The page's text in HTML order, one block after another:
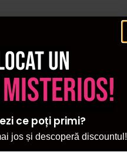
un
ce poți primi?
jos și descoperă discountul!